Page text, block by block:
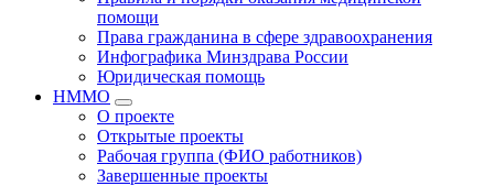
помощи
Права гражданина в сфере здравоохранения
Инфографика Минздрава России
Юридическая помощь
НММО
О проекте
Открытые проекты
Рабочая группа (ФИО работников)
Завершенные проекты